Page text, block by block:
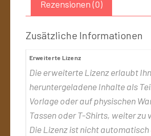
Rezensionen (0)
Zusätzliche Informationen
Erweiterte Lizenz
Die erweiterte Lizenz erlaubt
heruntergeladene Inhalte als
Vorlage oder auf physischen
Tassen oder T-Shirts, weiter zu
Die Lizenz ist nicht